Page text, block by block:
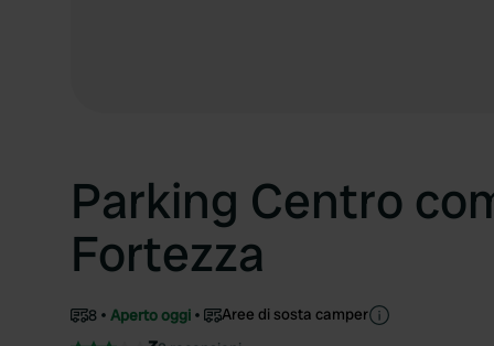
Parking Centro
Fortezza
8 Aperto oggi Aree di sosta camper